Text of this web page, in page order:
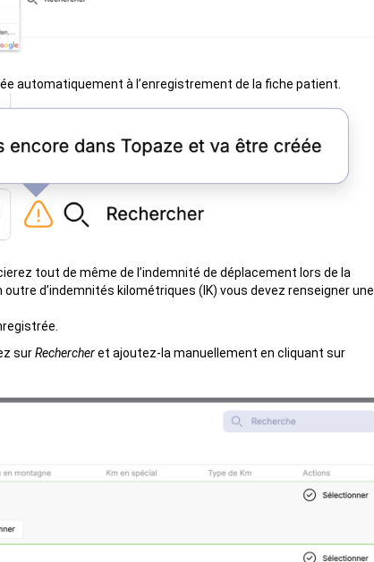
automatiquement à l’enregistrement de la fiche patient.
tout de même de l’indemnité de déplacement lors de la
d’indemnités kilométriques (IK) vous devez renseigner une
surRechercheret ajoutez-la manuellement en cliquant sur